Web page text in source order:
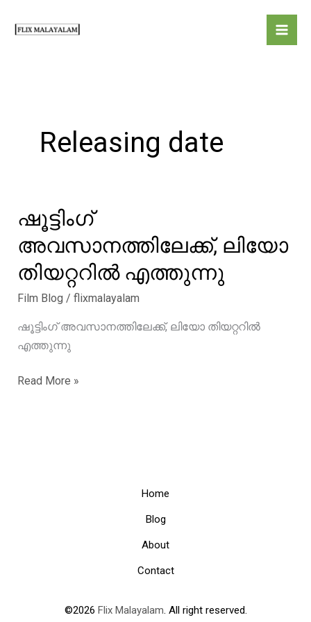
Releasing date
ഷൂട്ടിംഗ്
അവസാനത്തിലേക്ക്, ലിയോ
തിയറ്ററിൽ എത്തുന്നു
Film Blog / flixmalayalam
ഷൂട്ടിംഗ് അവസാനത്തിലേക്ക്, ലിയോ തിയറ്ററിൽ
എത്തുന്നു
ഷൂട്ടിംഗ്
Read More »
Home
Blog
About
Contact
©2026 Flix Malayalam. All right reserved.